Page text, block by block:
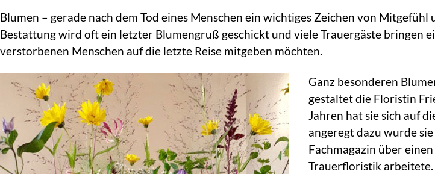
Blumen – gerade nach dem Tod eines Menschen ein wichtiges Zeichen von
Bestattung wird oft ein letzter Blumengruß geschickt und viele Trauergäste bringen
verstorbenen Menschen auf die letzte Reise mitgeben möchten.
Ganz besonderen
gestaltet die Floristin
Jahren hat sie sich auf
angeregt dazu wurde
Fachmagazin über
Trauerfloristik arbeitete.